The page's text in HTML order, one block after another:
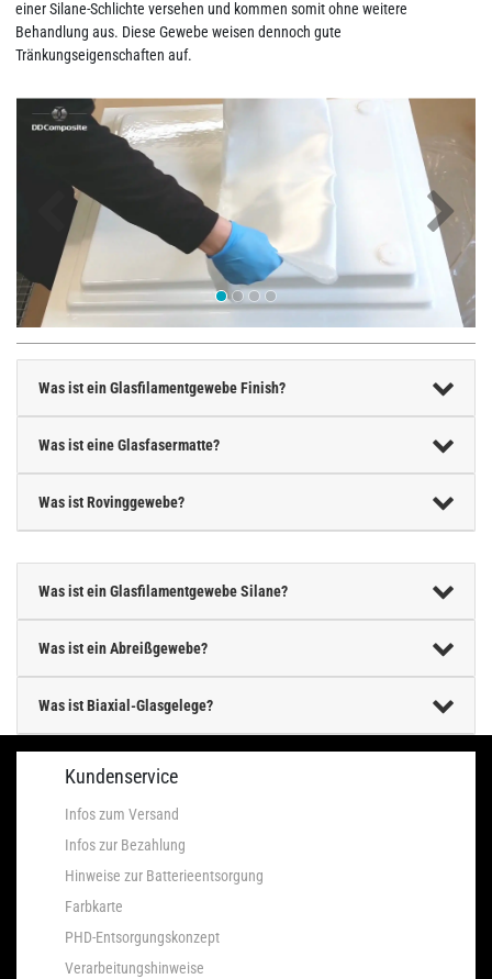
einer Silane-Schlichte versehen und kommen somit ohne weitere
Behandlung aus. Diese Gewebe weisen dennoch gute
Tränkungseigenschaften auf.
Was ist ein Glasfilamentgewebe Finish?
Was ist eine Glasfasermatte?
Was ist Rovinggewebe?
Was ist ein Glasfilamentgewebe Silane?
Was ist ein Abreißgewebe?
Was ist Biaxial-Glasgelege?
Kundenservice
Infos zum Versand
Infos zur Bezahlung
Hinweise zur Batterieentsorgung
Farbkarte
PHD-Entsorgungskonzept
Verarbeitungshinweise